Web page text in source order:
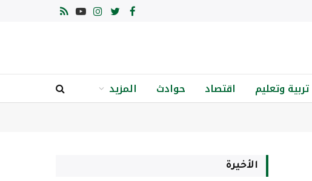
فيسبوك
تويتر الانستغرام
يوتيوبRSS
تربية وتعليم اقتصاد حوادث المزيد
الأخيرة